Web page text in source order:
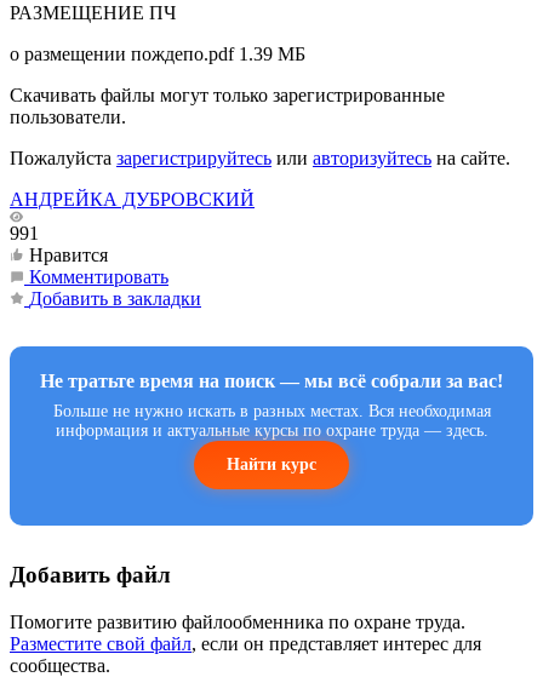
РАЗМЕЩЕНИЕ ПЧ
о размещении пождепо.pdf 1.39 МБ
Скачивать файлы могут только зарегистрированные
пользователи.
Пожалуйста зарегистрируйтесь или авторизуйтесь на сайте.
АНДРЕЙКА ДУБРОВСКИЙ
991
Нравится
Комментировать
Добавить в закладки
Не тратьте время на поиск — мы всё собрали за вас!
Больше не нужно искать в разных местах. Вся необходимая
информация и актуальные курсы по охране труда — здесь.
Найти курс
Добавить файл
Помогите развитию файлообменника по охране труда.
Разместите свой файл, если он представляет интерес для
сообщества.